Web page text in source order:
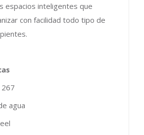
espacios inteligentes que
con facilidad todo tipo de
267
agua